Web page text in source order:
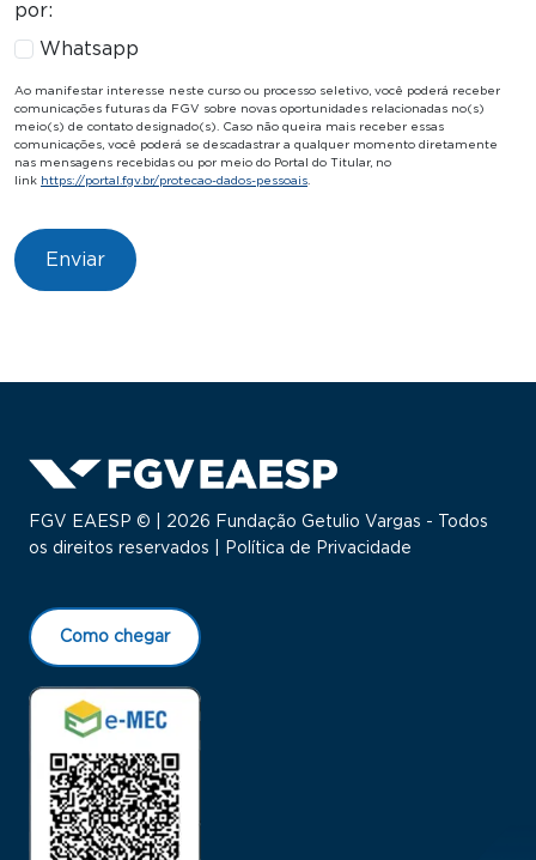
por:
Whatsapp
Ao manifestar interesse neste curso ou processo seletivo, você poderá receber
comunicações futuras da FGV sobre novas oportunidades relacionadas no(s)
meio(s) de contato designado(s). Caso não queira mais receber essas
comunicações, você poderá se descadastrar a qualquer momento diretamente
nas mensagens recebidas ou por meio do Portal do Titular, no
link https://portal.fgv.br/protecao-dados-pessoais.
FGV EAESP © | 2026 Fundação Getulio Vargas - Todos
os direitos reservados |
Política de Privacidade
Como chegar